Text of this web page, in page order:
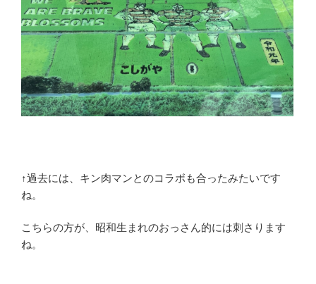
↑過去には、キン肉マンとのコラボも合ったみたいです
ね。
こちらの方が、昭和生まれのおっさん的には刺さります
ね。